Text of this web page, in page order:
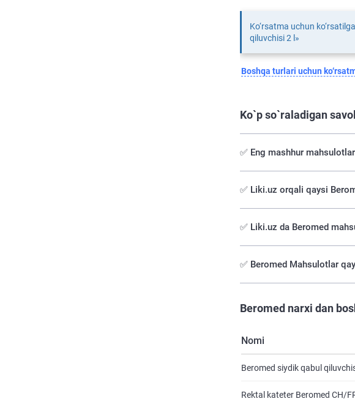
Ko‘rsatma uchun
qiluvchisi 2 l»
Boshqa turlari uchun
Ko`p so`raladigan
✅ Eng mashhur
✅️ Liki.uz orqali qaysi
✅ Liki.uz da Beromed
✅ Beromed Mahsulotlar
Beromed narxi dan
Nomi
Beromed siydik qabul
Rektal kateter Beromed CH/